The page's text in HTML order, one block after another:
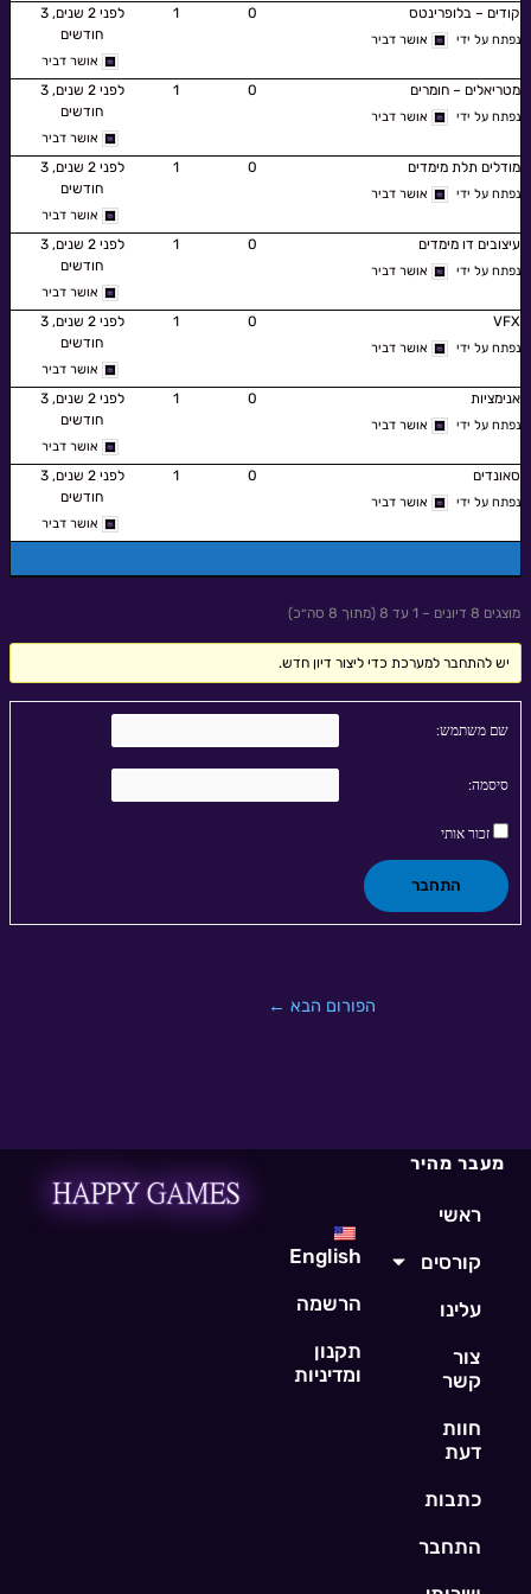
קודים – בלופרינטס
נפתח על ידי אושר דביר
0
1
לפני 2 שנים, 3
חודשים
אושר דביר
מטריאלים – חומרים
נפתח על ידי אושר דביר
0
1
לפני 2 שנים, 3
חודשים
אושר דביר
מודלים תלת מימדים
נפתח על ידי אושר דביר
0
1
לפני 2 שנים, 3
חודשים
אושר דביר
עיצובים דו מימדים
נפתח על ידי אושר דביר
0
1
לפני 2 שנים, 3
חודשים
אושר דביר
VFX
נפתח על ידי אושר דביר
0
1
לפני 2 שנים, 3
חודשים
אושר דביר
אנימציות
נפתח על ידי אושר דביר
0
1
לפני 2 שנים, 3
חודשים
אושר דביר
סאונדים
נפתח על ידי אושר דביר
0
1
לפני 2 שנים, 3
חודשים
אושר דביר
מוצגים 8 דיונים – 1 עד 8 (מתוך 8 סה״כ)
יש להתחבר למערכת כדי ליצור דיון חדש.
שם משתמש:
סיסמה:
זכור אותי
התחבר
הפורום הבא ←
מעבר מהיר
ראשי
קורסים
עלינו
צור
קשר
חוות
דעת
כתבות
התחבר
English
הרשמה
תקנון
ומדיניות